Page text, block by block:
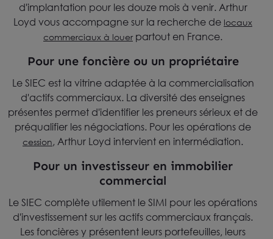
d'implantation pour les douze mois à venir. Arthur
Loyd vous accompagne sur la recherche de locaux
commerciaux à louerpartout en France.
Pour une foncière ou un propriétaire
Le SIEC est la vitrine adaptée à la commercialisation
d'actifs commerciaux. La diversité des enseignes
présentes permet d'identifier les preneurs sérieux et de
préqualifier les négociations. Pour les opérations de
cession, Arthur Loyd intervient en intermédiation.
Pour un investisseur en immobilier
commercial
Le SIEC complète utilement le SIMI pour les opérations
d'investissement sur les actifs commerciaux français.
Les foncières y présentent leurs portefeuilles, leurs